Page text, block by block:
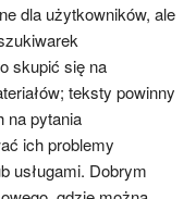
dla użytkowników, ale
skupić się na
teksty powinny
na pytania
ich problemy
usługami. Dobrym